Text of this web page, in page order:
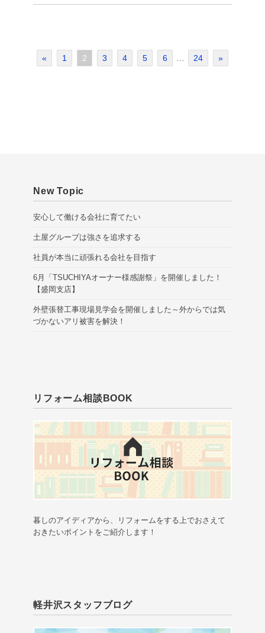
« 1 2 3 4 5 6 24 »
New Topic
安心して働ける会社に育てたい
土屋グループは強さを追求する
社員が本当に頑張れる会社を目指す
6月「TSUCHIYAオーナー様感謝祭」を開催しました！
【盛岡支店】
外壁張替工事現場見学会を開催しました～外からでは気
づかないアリ被害を解決！
リフォーム相談BOOK
暮しのアイディアから、リフォームをする上でおさえて
おきたいポイントをご紹介します！
軽井沢スタッフブログ